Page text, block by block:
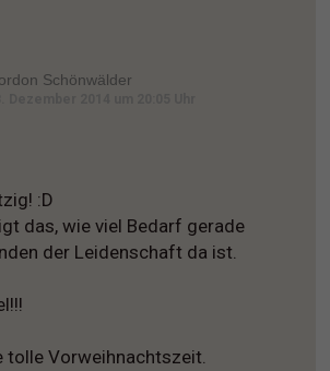
Schönwälder
:D
das, wie viel Bedarf gerade
der Leidenschaft da ist.
tolle Vorweihnachtszeit.